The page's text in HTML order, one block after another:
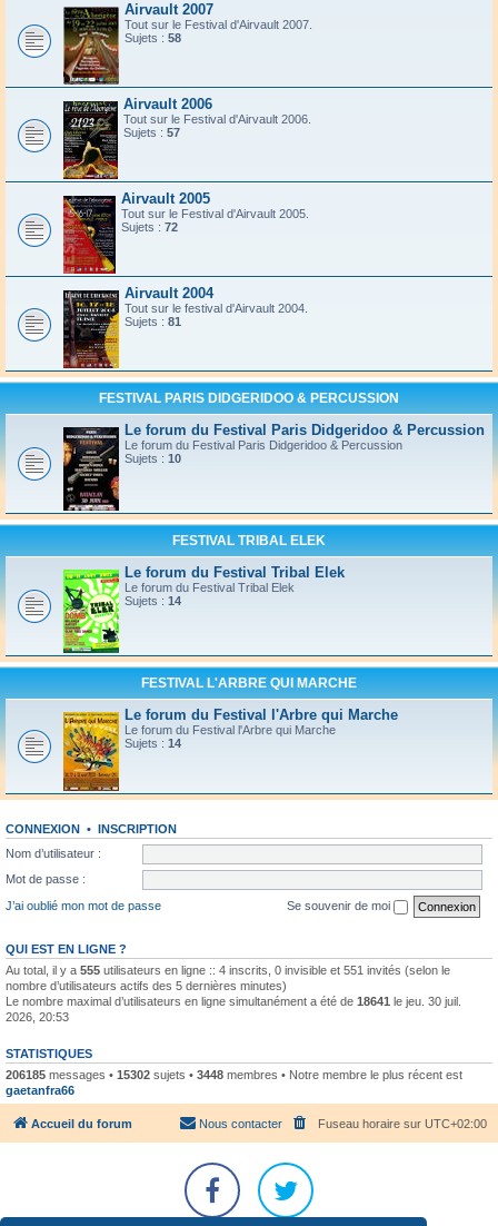
Airvault 2007
Tout sur le Festival d'Airvault 2007.
Sujets : 58
Airvault 2006
Tout sur le Festival d'Airvault 2006.
Sujets : 57
Airvault 2005
Tout sur le Festival d'Airvault 2005.
Sujets : 72
Airvault 2004
Tout sur le festival d'Airvault 2004.
Sujets : 81
FESTIVAL PARIS DIDGERIDOO & PERCUSSION
Le forum du Festival Paris Didgeridoo & Percussion
Le forum du Festival Paris Didgeridoo & Percussion
Sujets : 10
FESTIVAL TRIBAL ELEK
Le forum du Festival Tribal Elek
Le forum du Festival Tribal Elek
Sujets : 14
FESTIVAL L'ARBRE QUI MARCHE
Le forum du Festival l'Arbre qui Marche
Le forum du Festival l'Arbre qui Marche
Sujets : 14
CONNEXION • INSCRIPTION
Nom d’utilisateur :
Mot de passe :
J’ai oublié mon mot de passe
Se souvenir de moi
QUI EST EN LIGNE ?
Au total, il y a 555 utilisateurs en ligne :: 4 inscrits, 0 invisible et 551 invités (selon le
nombre d’utilisateurs actifs des 5 dernières minutes)
Le nombre maximal d’utilisateurs en ligne simultanément a été de 18641 le jeu. 30 juil.
2026, 20:53
STATISTIQUES
206185 messages • 15302 sujets • 3448 membres • Notre membre le plus récent est
gaetanfra66
Accueil du forum Fuseau horaire sur UTC+02:00
Nous contacter